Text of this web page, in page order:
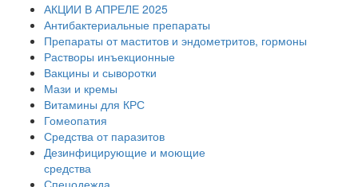
АКЦИИ В АПРЕЛЕ 2025
Антибактериальные препараты
Препараты от маститов и эндометритов, гормоны
Растворы инъекционные
Вакцины и сыворотки
Мази и кремы
Витамины для КРС
Гомеопатия
Средства от паразитов
Дезинфицирующие и моющие
средства
Спецодежда